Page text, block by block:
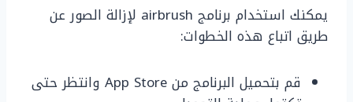
يمكنك استخدام برنامج airbrush لإزالة الصور عن
طريق اتباع هذه الخطوات:
قم بتحميل البرنامج من App Store وانتظر حتى